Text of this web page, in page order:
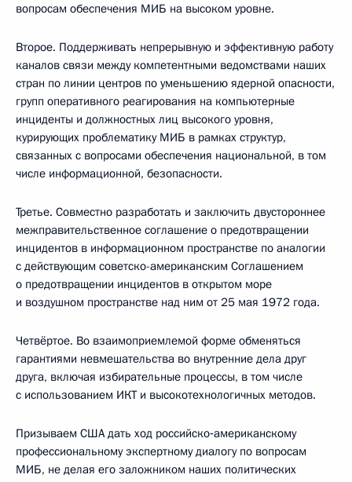
вопросам обеспечения МИБ на высоком уровне.
Второе. Поддерживать непрерывную и эффективную работу
каналов связи между компетентными ведомствами наших
стран по линии центров по уменьшению ядерной опасности,
групп оперативного реагирования на компьютерные
инциденты и должностных лиц высокого уровня,
курирующих проблематику МИБ в рамках структур,
связанных с вопросами обеспечения национальной, в том
числе информационной, безопасности.
Третье. Совместно разработать и заключить двустороннее
межправительственное соглашение о предотвращении
инцидентов в информационном пространстве по аналогии
с действующим советско-американским Соглашением
о предотвращении инцидентов в открытом море
и воздушном пространстве над ним от 25 мая 1972 года.
Четвёртое. Во взаимоприемлемой форме обменяться
гарантиями невмешательства во внутренние дела друг
друга, включая избирательные процессы, в том числе
с использованием ИКТ и высокотехнологичных методов.
Призываем США дать ход российско‑американскому
профессиональному экспертному диалогу по вопросам
МИБ, не делая его заложником наших политических